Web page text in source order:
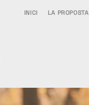
INICI LA PROPOSTA